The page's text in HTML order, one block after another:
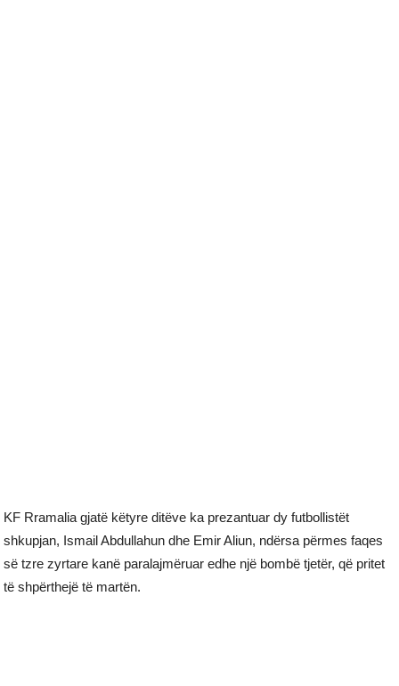
KF Rramalia gjatë këtyre ditëve ka prezantuar dy futbollistët
shkupjan, Ismail Abdullahun dhe Emir Aliun, ndërsa përmes faqes
së tzre zyrtare kanë paralajmëruar edhe një bombë tjetër, që pritet
të shpërthejë të martën.